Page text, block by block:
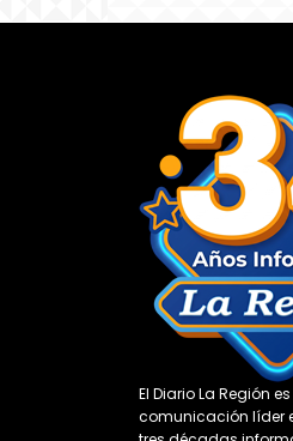
El Diario La Región
comunicación líder